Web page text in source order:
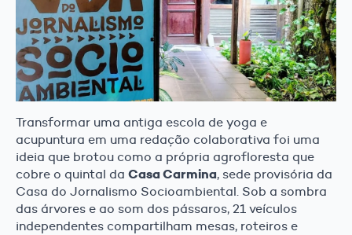
Transformar uma antiga escola de yoga e
acupuntura em uma redação colaborativa foi uma
ideia que brotou como a própria agrofloresta que
cobre o quintal da Casa Carmina, sede provisória da
Casa do Jornalismo Socioambiental. Sob a sombra
das árvores e ao som dos pássaros, 21 veículos
independentes compartilham mesas, roteiros e